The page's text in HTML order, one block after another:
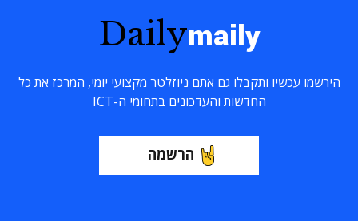
Dailymaily
הירשמו עכשיו ותקבלו גם אתם ניוזלטר מקצועי יומי, המרכז את כל
החדשות והעדכונים בתחומי ה-ICT
הרשמה